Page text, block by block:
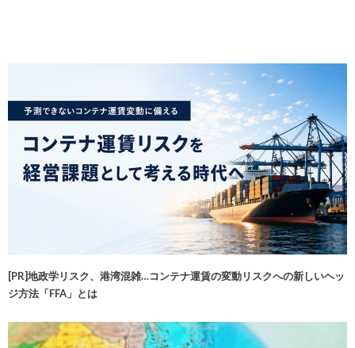
[PR]地政学リスク、港湾混雑…コンテナ運賃の変動リスクへの新しいヘッ
ジ方法「FFA」とは